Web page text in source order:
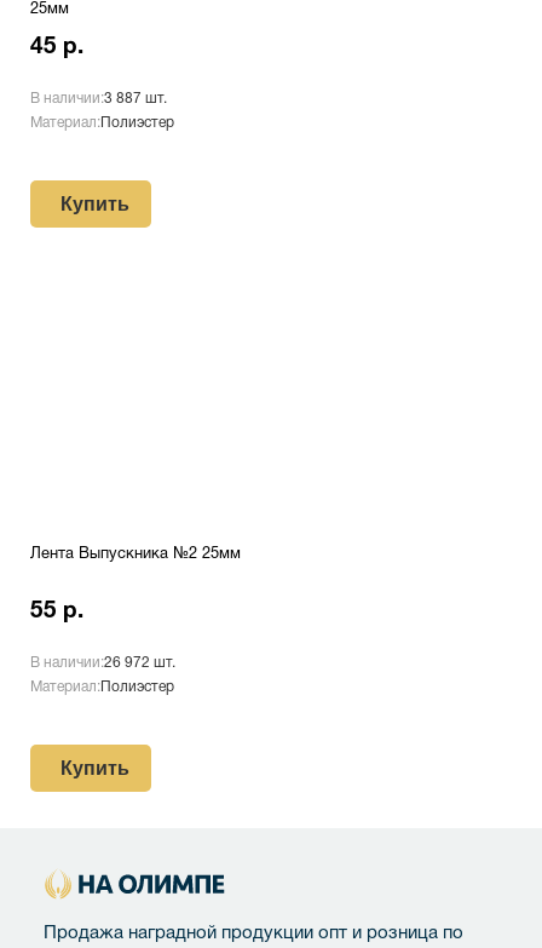
25мм
45 р.
В наличии:3 887 шт.
Материал: Полиэстер
Купить
Лента Выпускника №2 25мм
55 р.
В наличии:26 972 шт.
Материал: Полиэстер
Купить
Продажа наградной продукции опт и розница по